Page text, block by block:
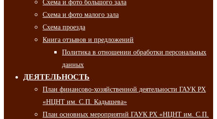
Схема и фото большого зала
Схема и фото малого зала
Схема проезда
Книга отзывов и предложений
Политика в отношении обработки персональных
данных
ДЕЯТЕЛЬНОСТЬ
План финансово-хозяйственной деятельности ГАУК РХ
«НЦНТ им. С.П. Кадышева»
План основных мероприятий ГАУК РХ «НЦНТ им. С.П.